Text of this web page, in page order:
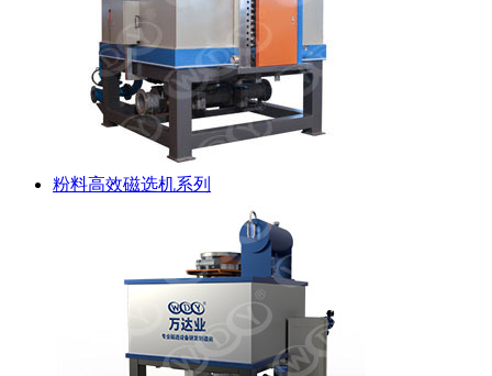
粉料高效磁选机系列